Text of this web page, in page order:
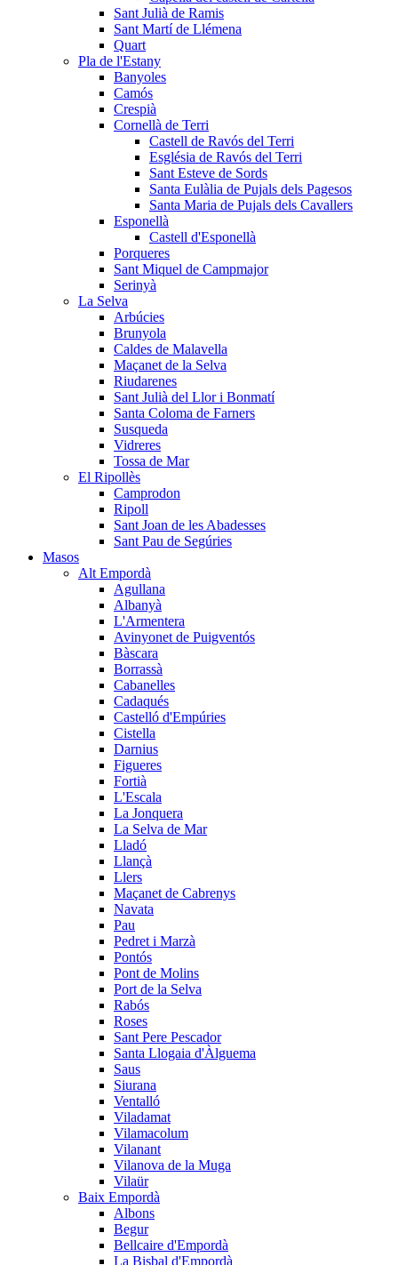
Sant Julià de Ramis
Sant Martí de Llémena
Quart
Pla de l'Estany
Banyoles
Camós
Crespià
Cornellà de Terri
Castell de Ravós del Terri
Església de Ravós del Terri
Sant Esteve de Sords
Santa Eulàlia de Pujals dels Pagesos
Santa Maria de Pujals dels Cavallers
Esponellà
Castell d'Esponellà
Porqueres
Sant Miquel de Campmajor
Serinyà
La Selva
Arbúcies
Brunyola
Caldes de Malavella
Maçanet de la Selva
Riudarenes
Sant Julià del Llor i Bonmatí
Santa Coloma de Farners
Susqueda
Vidreres
Tossa de Mar
El Ripollès
Camprodon
Ripoll
Sant Joan de les Abadesses
Sant Pau de Segúries
Masos
Alt Empordà
Agullana
Albanyà
L'Armentera
Avinyonet de Puigventós
Bàscara
Borrassà
Cabanelles
Cadaqués
Castelló d'Empúries
Cistella
Darnius
Figueres
Fortià
L'Escala
La Jonquera
La Selva de Mar
Lladó
Llançà
Llers
Maçanet de Cabrenys
Navata
Pau
Pedret i Marzà
Pontós
Pont de Molins
Port de la Selva
Rabós
Roses
Sant Pere Pescador
Santa Llogaia d'Àlguema
Saus
Siurana
Ventalló
Viladamat
Vilamacolum
Vilanant
Vilanova de la Muga
Vilaür
Baix Empordà
Albons
Begur
Bellcaire d'Empordà
La Bisbal d'Empordà